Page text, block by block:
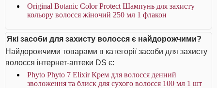
Original Botanic Color Protect Шампунь для захисту
кольору волосся жіночий 250 мл 1 флакон
Які засоби для захисту волосся є найдорожчими?
Найдорожчими товарами в категорії засоби для захисту
волосся інтернет-аптеки DS є:
Phyto Phyto 7 Elixir Крем для волосся денний
зволоження та блиск для сухого волосся 100 мл 1 шт